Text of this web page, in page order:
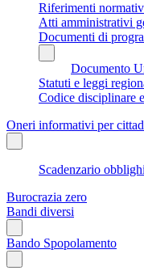
Riferimenti
Atti amministrativi
Documenti di
Documento
Statuti e leggi
Codice disciplinare
Oneri informativi per
Scadenzario
Burocrazia zero
Bandi diversi
Bando Spopolamento